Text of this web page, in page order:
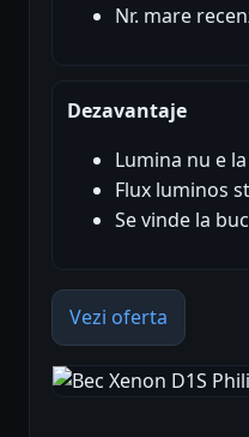
Nr. mare
Dezavantaje
Lumina nu e
Flux luminos
Se vinde la
Vezi oferta